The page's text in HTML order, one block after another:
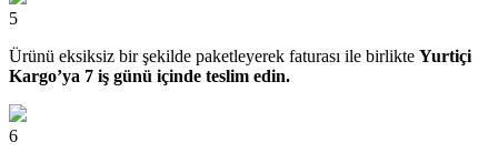
5
Ürünü eksiksiz bir şekilde paketleyerek faturası ile birlikte Yurtiçi
Kargo’ya 7 iş günü içinde teslim edin.
6